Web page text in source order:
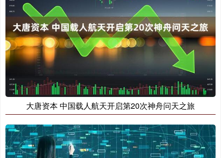
大唐资本 中国载人航天开启第20次神舟问天之旅